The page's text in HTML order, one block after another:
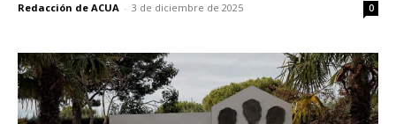
Redacción de ACUA - 3 de diciembre de 2025 0